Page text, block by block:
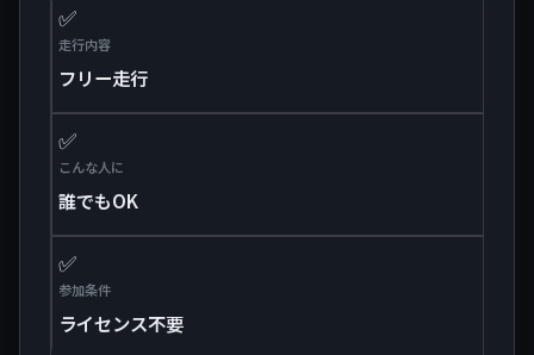
✅
走行内容
フリー走行
✅
こんな人に
誰でもOK
✅
参加条件
ライセンス不要